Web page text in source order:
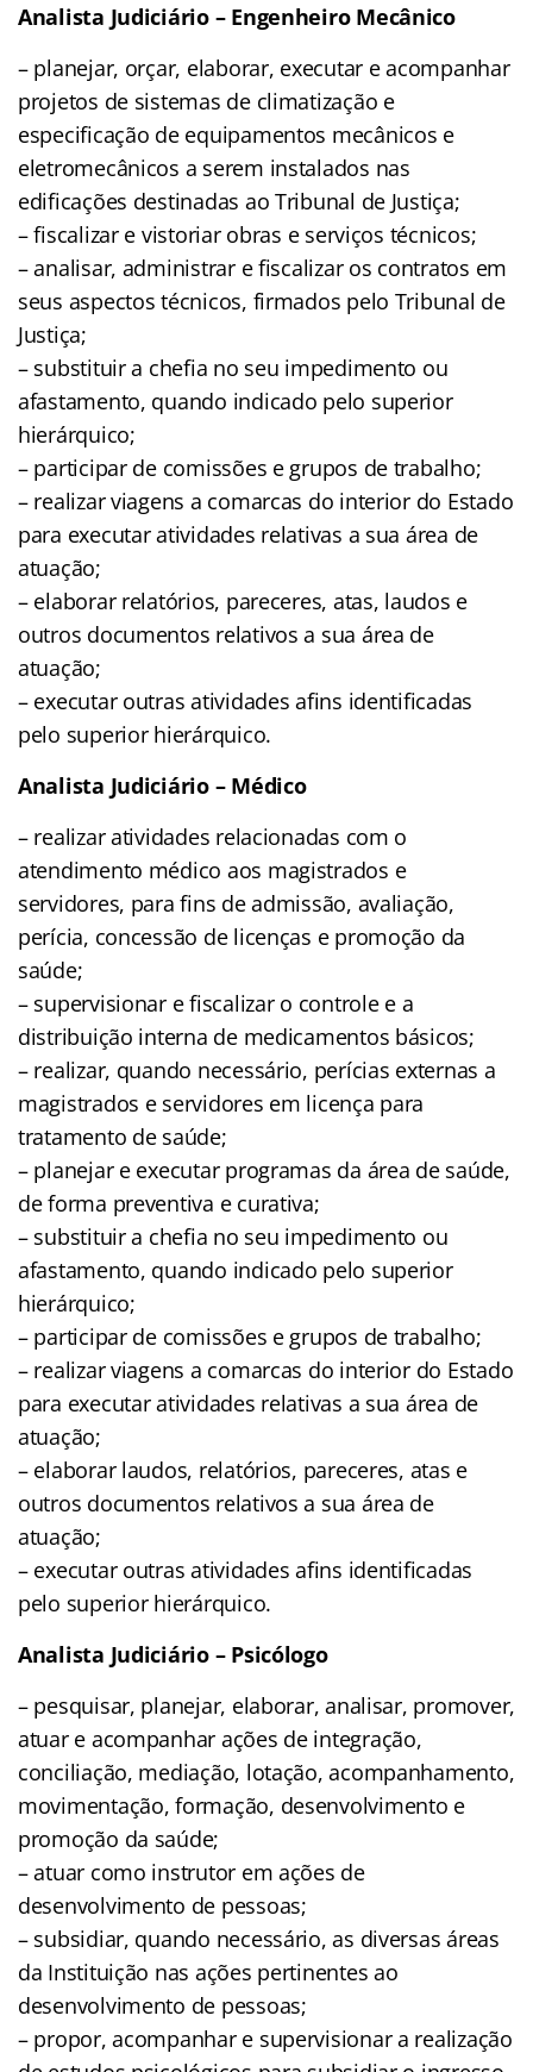
Analista Judiciário – Engenheiro Mecânico
– planejar, orçar, elaborar, executar e acompanhar
projetos de sistemas de climatização e
especificação de equipamentos mecânicos e
eletromecânicos a serem instalados nas
edificações destinadas ao Tribunal de Justiça;
– fiscalizar e vistoriar obras e serviços técnicos;
– analisar, administrar e fiscalizar os contratos em
seus aspectos técnicos, firmados pelo Tribunal de
Justiça;
– substituir a chefia no seu impedimento ou
afastamento, quando indicado pelo superior
hierárquico;
– participar de comissões e grupos de trabalho;
– realizar viagens a comarcas do interior do Estado
para executar atividades relativas a sua área de
atuação;
– elaborar relatórios, pareceres, atas, laudos e
outros documentos relativos a sua área de
atuação;
– executar outras atividades afins identificadas
pelo superior hierárquico.
Analista Judiciário – Médico
– realizar atividades relacionadas com o
atendimento médico aos magistrados e
servidores, para fins de admissão, avaliação,
perícia, concessão de licenças e promoção da
saúde;
– supervisionar e fiscalizar o controle e a
distribuição interna de medicamentos básicos;
– realizar, quando necessário, perícias externas a
magistrados e servidores em licença para
tratamento de saúde;
– planejar e executar programas da área de saúde,
de forma preventiva e curativa;
– substituir a chefia no seu impedimento ou
afastamento, quando indicado pelo superior
hierárquico;
– participar de comissões e grupos de trabalho;
– realizar viagens a comarcas do interior do Estado
para executar atividades relativas a sua área de
atuação;
– elaborar laudos, relatórios, pareceres, atas e
outros documentos relativos a sua área de
atuação;
– executar outras atividades afins identificadas
pelo superior hierárquico.
Analista Judiciário – Psicólogo
– pesquisar, planejar, elaborar, analisar, promover,
atuar e acompanhar ações de integração,
conciliação, mediação, lotação, acompanhamento,
movimentação, formação, desenvolvimento e
promoção da saúde;
– atuar como instrutor em ações de
desenvolvimento de pessoas;
– subsidiar, quando necessário, as diversas áreas
da Instituição nas ações pertinentes ao
desenvolvimento de pessoas;
– propor, acompanhar e supervisionar a realização